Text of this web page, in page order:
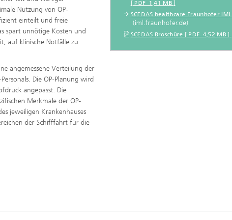
Nutzung von OP-
einteilt und freie
spart unnötige Kosten und
auf klinische Notfälle zu
angemessene Verteilung der
Die OP-Planung wird
angepasst. Die
Merkmale der OP-
jeweiligen Krankenhauses
der Schifffahrt für die
[ PDF 1,41 MB ]
SCEDAS.healthcare Fraunhofer IML
(iml.fraunhofer.de)
SCEDAS Broschüre [ PDF 4,52 MB ]